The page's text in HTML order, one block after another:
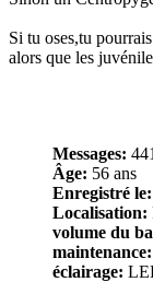
Si tu oses,tu
alors que les
Messages:
Âge: 56 ans
Enregistré le:
Localisation:
volume du
maintenance:
éclairage: